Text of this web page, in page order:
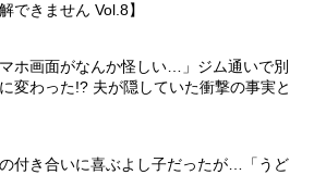
できません Vol.8】
マホ画面がなんか怪しい…」ジム通いで別
変わった!? 夫が隠していた衝撃の事実と
付き合いに喜ぶよし子だったが…「うど